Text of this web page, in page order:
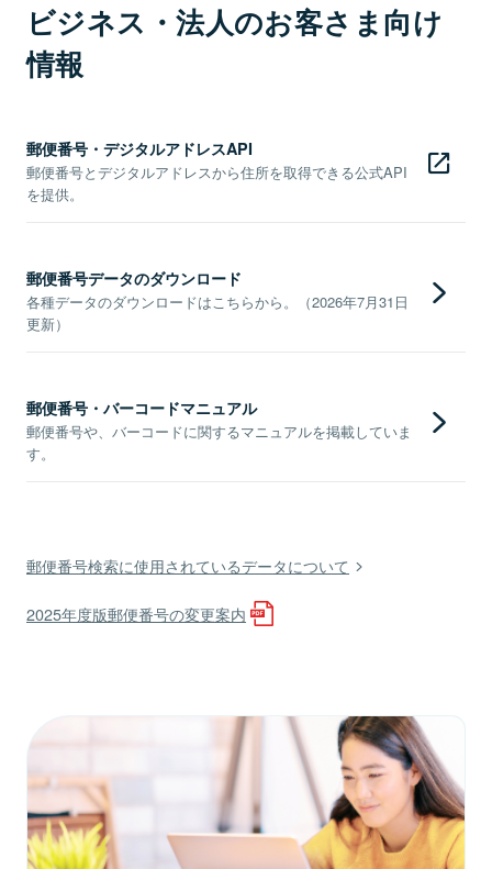
ビジネス・法人のお客さま向け
情報
郵便番号・デジタルアドレスAPI
郵便番号とデジタルアドレスから住所を取得できる公式API
を提供。
郵便番号データのダウンロード
各種データのダウンロードはこちらから。（2026年7月31日
更新）
郵便番号・バーコードマニュアル
郵便番号や、バーコードに関するマニュアルを掲載していま
す。
郵便番号検索に使用されているデータについて
2025年度版郵便番号の変更案内